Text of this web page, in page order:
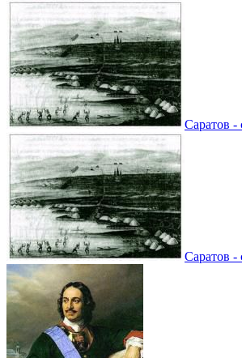
Саратов -
Саратов -